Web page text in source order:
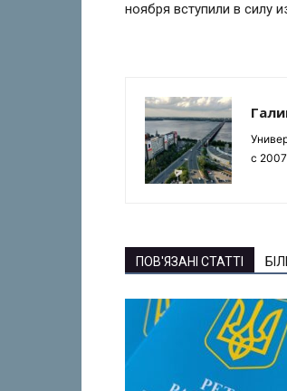
ноября вступили в силу
с
ПОВ'ЯЗАНІ СТАТТІ